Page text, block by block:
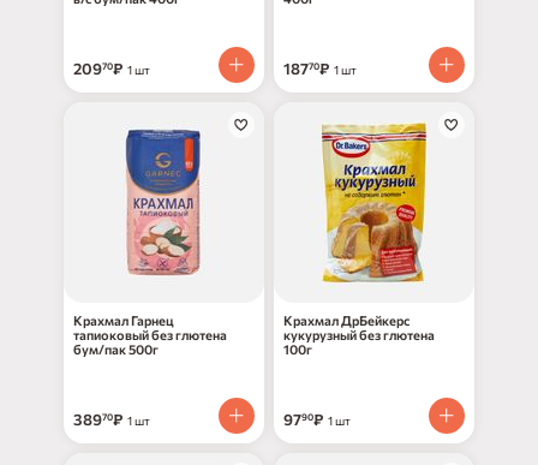
20970₽ 1 шт 18770₽ 1 шт
Крахмал Гарнец
тапиоковый без глютена
бум/пак 500г
38970₽ 1 шт
Крахмал ДрБейкерс
кукурузный без глютена
100г
9790₽ 1 шт